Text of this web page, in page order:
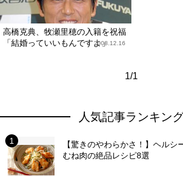
高橋克典、牧瀬里穂の入籍を祝福
「結婚っていいもんですよ」2008.12.16
1/1
人気記事ランキン
【驚きのやわらかさ！】ヘルシ
むね肉の絶品レシピ8選